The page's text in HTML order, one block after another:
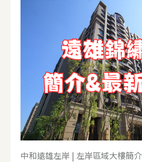
正且景觀一致又能享高綠覆率
店溪畔的綠帶公園，像是中和
園、恐龍主題公園等，公園內
地、自行車道等。採買可走路
和店、大潤發中和店，交通方
至捷運中和站，步行9分鐘可
遠雄日安使用執照 ▼遠雄日安
安標準層平面圖，38坪正面河
配圖 ▼遠雄日安A3家配圖 ▼
遠雄日安多功能會議室 ▼遠雄
日安實價登錄
中和遠雄左岸 | 左岸區域大樓簡介